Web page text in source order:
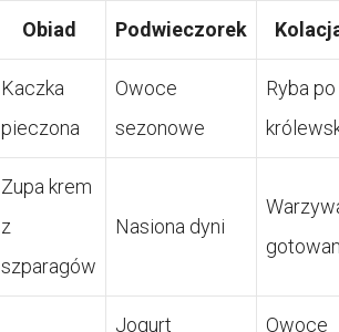
Obiad Podwieczorek
Kaczka
pieczona
Owoce
sezonowe
Ryba po
Zupa krem
z
szparagów
Nasiona dyni
Jogurt Owoce